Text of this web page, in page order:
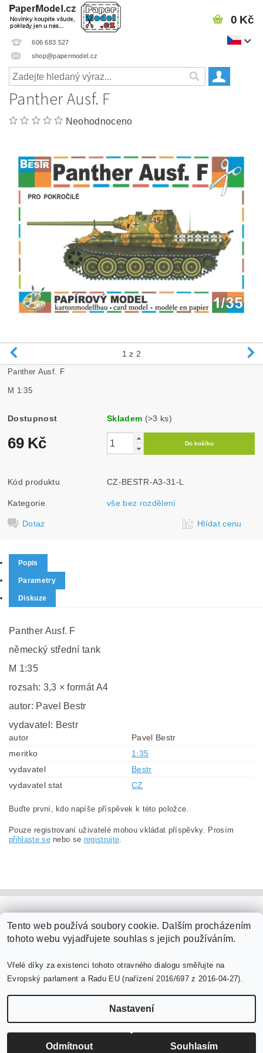
606 683 527
shop@papermodel.cz
0 Kč
Panther Ausf. F
Neohodnoceno
1 z 2
Panther Ausf. F
M 1:35
Dostupnost Skladem (>3 ks)
69 Kč
Kód produktu CZ-BESTR-A3-31-L
Kategorie vše bez rozdělení
Dotaz Hlídat cenu
Popis
Parametry
Diskuze
Panther Ausf. F
německý střední tank
M 1:35
rozsah: 3,3 × formát A4
autor: Pavel Bestr
vydavatel: Bestr
autor
Pavel Bestr
meritko
1:35
vydavatel
Bestr
vydavatel stat
CZ
Buďte první, kdo napíše příspěvek k této položce.
Pouze registrovaní uživatelé mohou vkládat příspěvky. Prosím
přihlaste senebo se registrujte.
Vytvořil Shoptet
Tento web používá soubory cookie. Dalším procházením
tohoto webu vyjadřujete souhlas s jejich používáním.
Vřelé díky za existenci tohoto otravného dialogu směřujte na
Evropský parlament a Radu EU (nařízení 2016/697 z 2016-04-27).
Nastavení
Odmítnout Souhlasím